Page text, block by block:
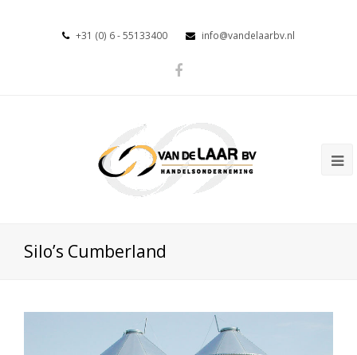
+31 (0) 6 - 55133400 info@vandelaarbv.nl
Silo’s Cumberland